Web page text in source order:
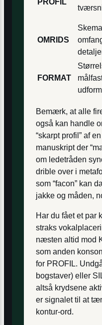
PROFIL
OMRIDS
FORMAT
Bemærk, at alle
også kan handle
“skarpt profil” af
manuskript der
om ledetråden
drible over i
som “facon” kan
jakke og måden,
Har du fået et par
straks
næsten altid mod
som anden
for PROFIL.
bogstaver) eller
altså krydsene
er signalet til at
kontur-ord.